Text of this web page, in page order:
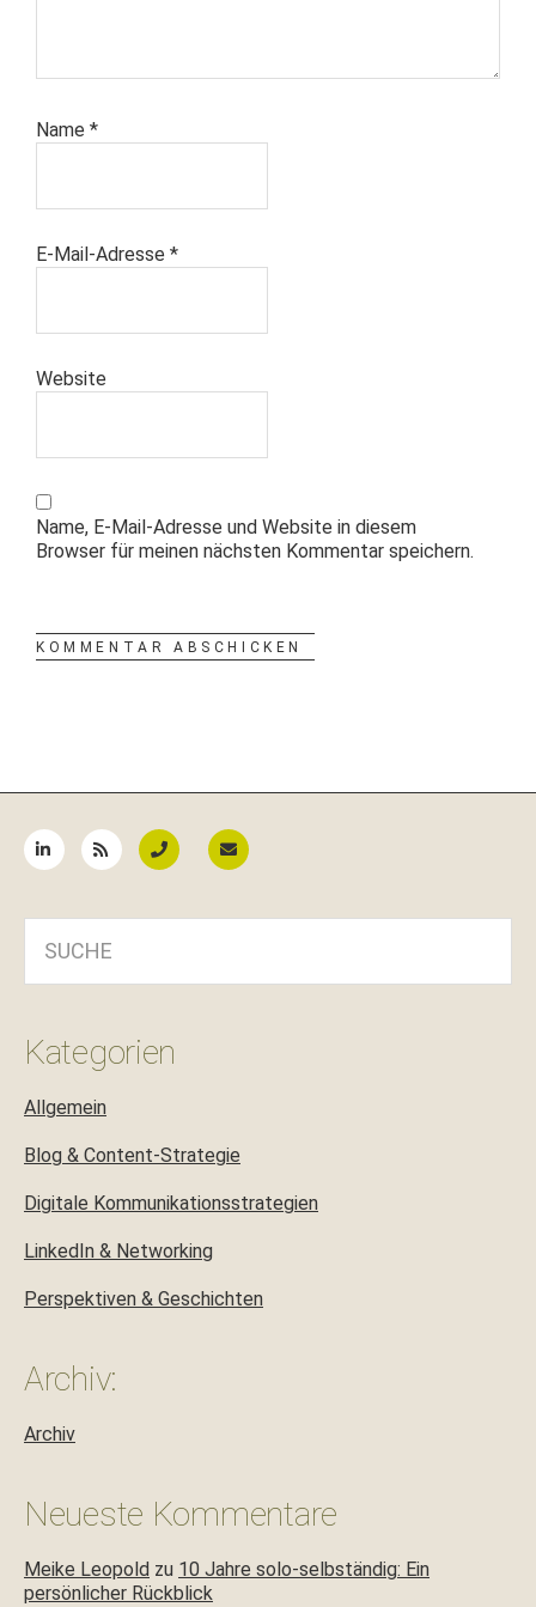
Name *
E-Mail-Adresse *
Website
Name, E-Mail-Adresse und Website in diesem
Browser für meinen nächsten Kommentar speichern.
Kategorien
Allgemein
Blog & Content-Strategie
Digitale Kommunikationsstrategien
LinkedIn & Networking
Perspektiven & Geschichten
Archiv:
Archiv
Neueste Kommentare
Meike Leopold zu 10 Jahre solo-selbständig: Ein
persönlicher Rückblick